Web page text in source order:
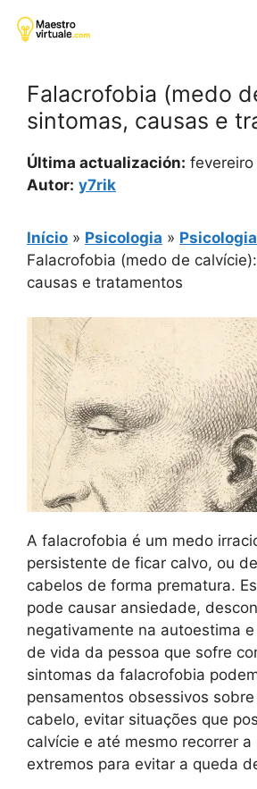
para
Falacrofobia (medo
sintomas, causas e
Última actualización:
Autor: y7rik
Início » Psicologia »
Falacrofobia (medo de
causas e tratamentos
A falacrofobia é um medo
persistente de ficar calvo, ou
cabelos de forma prematura.
pode causar ansiedade,
negativamente na autoestima
de vida da pessoa que sofre
sintomas da falacrofobia
pensamentos obsessivos
cabelo, evitar situações que
calvície e até mesmo recorrer a
extremos para evitar a queda